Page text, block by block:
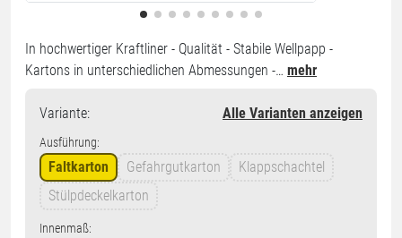
In hochwertiger Kraftliner - Qualität - Stabile Wellpapp -
Kartons in unterschiedlichen Abmessungen -… mehr
Variante: Alle Varianten anzeigen
Ausführung:
Faltkarton Gefahrgutkarton
Klappschachtel
Stülpdeckelkarton
Innenmaß: